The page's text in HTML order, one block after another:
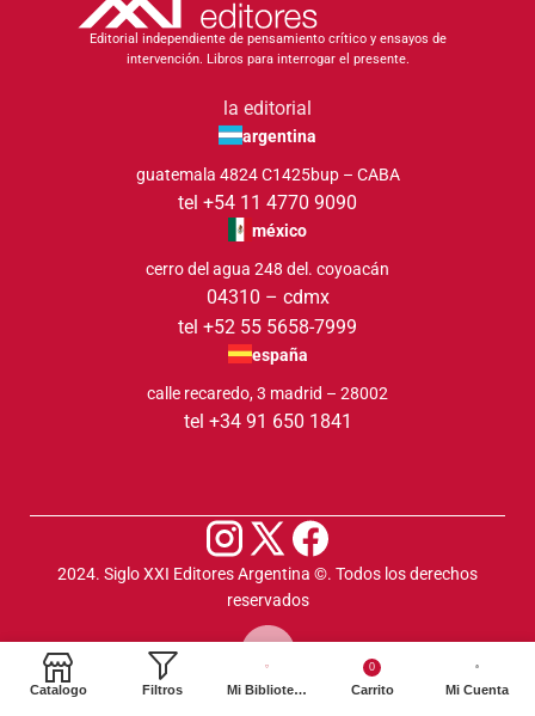
Editorial independiente de pensamiento crítico y ensayos de
intervención. Libros para interrogar el presente.
la editorial
argentina
guatemala 4824 C1425bup – CABA
tel +54 11 4770 9090
méxico
cerro del agua 248 del. coyoacán
04310 – cdmx
tel +52 55 5658-7999
españa
calle recaredo, 3 madrid – 28002
tel +34 91 650 1841
2024. Siglo XXI Editores Argentina ©️. Todos los derechos
reservados
Catalogo Filtros Mi Biblioteca
0
Carrito Mi Cuenta